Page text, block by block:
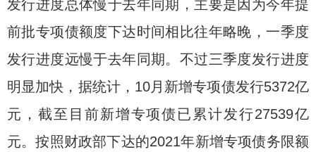
发行进度总体慢于去年同期，主要是因为今年提
前批专项债额度下达时间相比往年略晚，一季度
发行进度远慢于去年同期。不过三季度发行进度
明显加快，据统计，10月新增专项债发行5372亿
元，截至目前新增专项债已累计发行27539亿
元。按照财政部下达的2021年新增专项债务限额